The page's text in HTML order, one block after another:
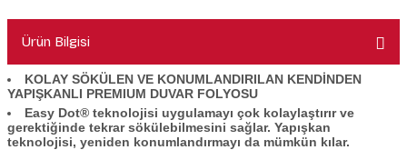
Ürün Bilgisi
KOLAY SÖKÜLEN VE KONUMLANDIRILAN KENDİNDEN
YAPIŞKANLI PREMIUM DUVAR FOLYOSU
Easy Dot® teknolojisi uygulamayı çok kolaylaştırır ve
gerektiğinde tekrar sökülebilmesini sağlar. Yapışkan
teknolojisi, yeniden konumlandırmayı da mümkün kılar.